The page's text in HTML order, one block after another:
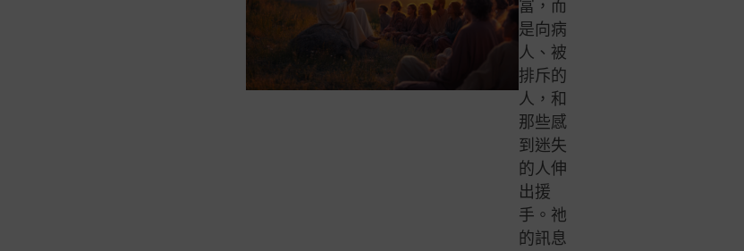
富，而
是向病
人、被
排斥的
人，和
那些感
到迷失
的人伸
出援
手。祂
的訊息